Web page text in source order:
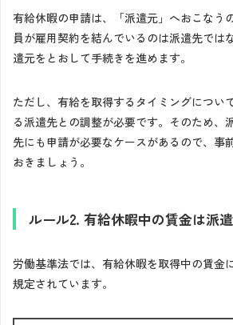
有給休暇の申請は、「派遣元」へおこなう
員が雇用契約を結んでいるのは派遣先では
遣元をとおして手続きを進めます。
ただし、有給を取得するタイミングについ
る派遣先との調整が必要です。そのため、
先にも申請が必要なケースがあるので、事
おきましょう。
ルール2. 有給休暇中の賃金は派
労働基準法では、有給休暇を取得中の賃金
規定されています。